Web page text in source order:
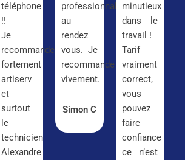
téléphone
!!
Je
recommande
fortement
artiserv
et
surtout
le
technicien
Alexandre
professionnalisme
au
rendez
vous. Je
recommande
vivement.
Simon C
minutieux
dans le
travail !
Tarif
vraiment
correct,
vous
pouvez
faire
confiance
ce n’est